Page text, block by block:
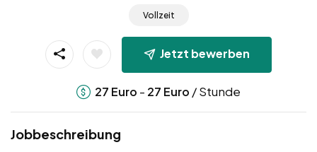
Vollzeit
Jetzt bewerben
27 Euro - 27 Euro / Stunde
Jobbeschreibung